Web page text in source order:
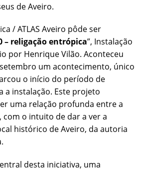
de Aveiro.
/ ATLAS Aveiro pôde ser
– religação entrópica”, Instalação
por Henrique Vilão. Aconteceu
um acontecimento, único
o início do período de
a instalação. Este projeto
uma relação profunda entre a
com o intuito de dar a ver a
histórico de Aveiro, da autoria
desta iniciativa, uma